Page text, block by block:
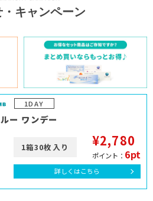
キャンペーン
1DAY
ー ワンデー
1箱30枚入り ¥2,780
ポイント： 6pt
詳しくはこちら